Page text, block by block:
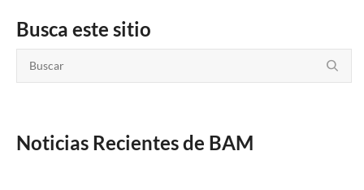
Busca este sitio
Noticias Recientes de BAM